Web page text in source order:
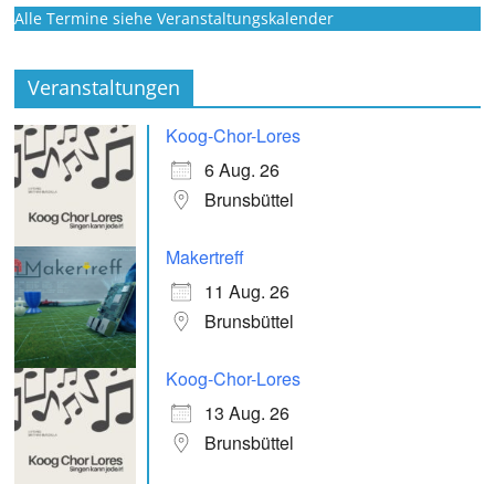
Alle Termine siehe Veranstaltungskalender
Veranstaltungen
Koog-Chor-Lores
6 Aug. 26
Brunsbüttel
Makertreff
11 Aug. 26
Brunsbüttel
Koog-Chor-Lores
13 Aug. 26
Brunsbüttel